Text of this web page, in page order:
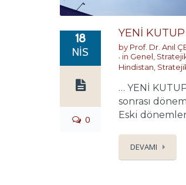
18
NIS
0
YENİ
by Prof. Dr. Anıl
in Genel
Hindistan
… YENİ
sonrası
Eski
DEVAMI